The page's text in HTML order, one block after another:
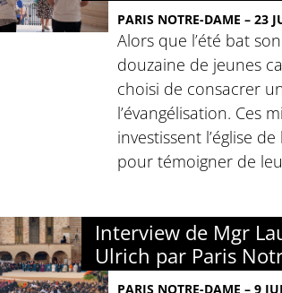
PARIS NOTRE-DAME – 23
Alors que l’été bat
douzaine de jeunes
choisi de consacrer
l’évangélisation. Ces
investissent l’église
pour témoigner de
Interview de Mgr
Ulrich par Paris
PARIS NOTRE-DAME – 9